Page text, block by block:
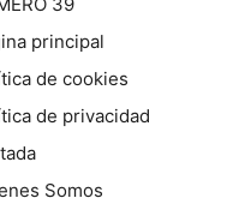
principal
de cookies
de privacidad
Somos